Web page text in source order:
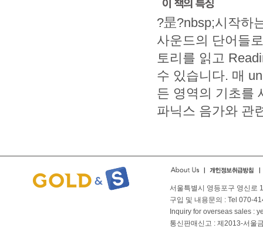
?昰?nbsp;시작하
사운드의 단어들
토리를 읽고
수 있습니다. 매
든 영역의 기초를
파닉스 음가와 관
서울특별시 영등포구 영신로
구입 및 내용문의 : Tel 070-
Inquiry for overseas sales :
통신판매신고 : 제2013-서울